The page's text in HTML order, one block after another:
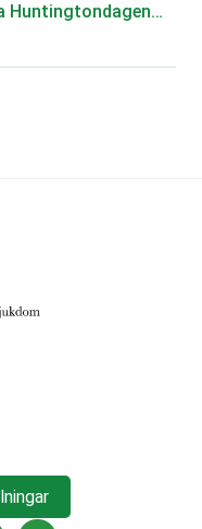
Huntingtondagen…